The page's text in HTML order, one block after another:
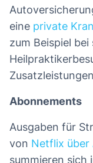
eine private
zum Beispiel
Abonnements
Ausgaben für
von Netflix über
summieren sich